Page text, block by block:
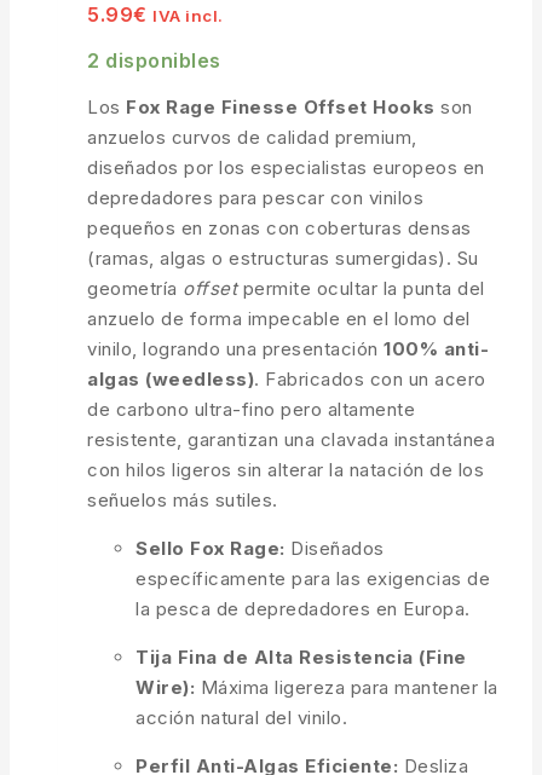
5.99€ IVA incl.
2 disponibles
Los Fox Rage Finesse Offset Hooks son
anzuelos curvos de calidad premium,
diseñados por los especialistas europeos en
depredadores para pescar con vinilos
pequeños en zonas con coberturas densas
(ramas, algas o estructuras sumergidas). Su
geometría offsetpermite ocultar la punta del
anzuelo de forma impecable en el lomo del
vinilo, logrando una presentación 100% anti-
algas (weedless). Fabricados con un acero
de carbono ultra-fino pero altamente
resistente, garantizan una clavada instantánea
con hilos ligeros sin alterar la natación de los
señuelos más sutiles.
Sello Fox Rage: Diseñados
específicamente para las exigencias de
la pesca de depredadores en Europa.
Tija Fina de Alta Resistencia (Fine
Wire): Máxima ligereza para mantener la
acción natural del vinilo.
Perfil Anti-Algas Eficiente: Desliza